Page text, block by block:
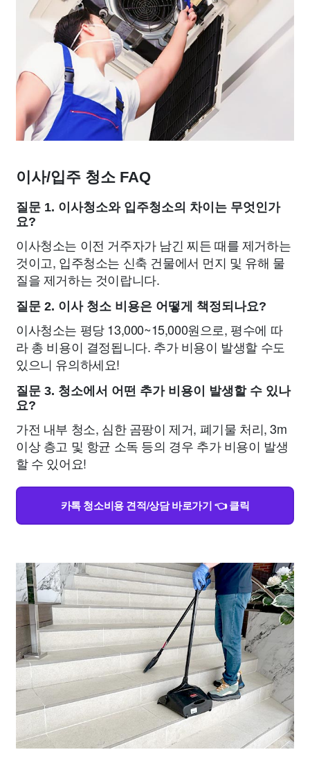
이사/입주 청소 FAQ
질문 1. 이사청소와 입주청소의 차이는 무엇인가
요?
이사청소는 이전 거주자가 남긴 찌든 때를 제거하는
것이고, 입주청소는 신축 건물에서 먼지 및 유해 물
질을 제거하는 것이랍니다.
질문 2. 이사 청소 비용은 어떻게 책정되나요?
이사청소는 평당 13,000~15,000원으로, 평수에 따
라 총 비용이 결정됩니다. 추가 비용이 발생할 수도
있으니 유의하세요!
질문 3. 청소에서 어떤 추가 비용이 발생할 수 있나
요?
가전 내부 청소, 심한 곰팡이 제거, 폐기물 처리, 3m
이상 층고 및 항균 소독 등의 경우 추가 비용이 발생
할 수 있어요!
카톡 청소비용 견적/상담 바로가기 👈 클릭